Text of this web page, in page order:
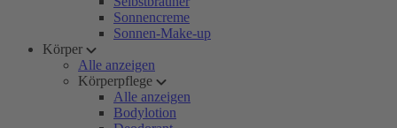
Sonnencreme
Sonnen-Make-up
Körper
Alle anzeigen
Körperpflege
Alle anzeigen
Bodylotion